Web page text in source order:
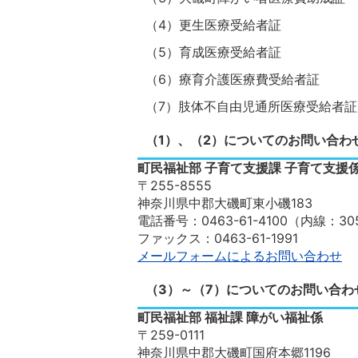
（4）更生医療受給者証
（5）育成医療受給者証
（6）療育介護医療費受給者証
（7）肢体不自由児通所医療受給者証
（1）、（2）についてのお問い合わ
町民福祉部 子育て支援課 子育て支援
〒255-8555
神奈川県中郡大磯町東小磯183
電話番号：0463-61-4100（内線：
ファックス：0463-61-1991
メールフォームによるお問い合わせ
（3）～（7）についてのお問い合わ
町民福祉部 福祉課 障がい福祉係
〒259-0111
神奈川県中郡大磯町国府本郷1196